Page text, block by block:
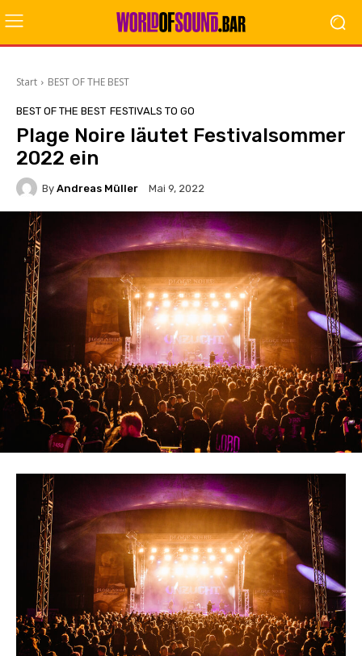
Start BEST OF THE BEST
BEST OF THE BEST FESTIVALS TO GO
Plage Noire läutet Festivalsommer
2022 ein
By Andreas Müller Mai 9, 2022